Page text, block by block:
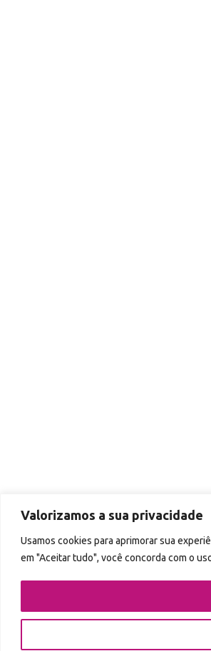
Valorizamos a sua privacidade
Usamos cookies para aprimorar sua
em "Aceitar tudo", você concorda com o